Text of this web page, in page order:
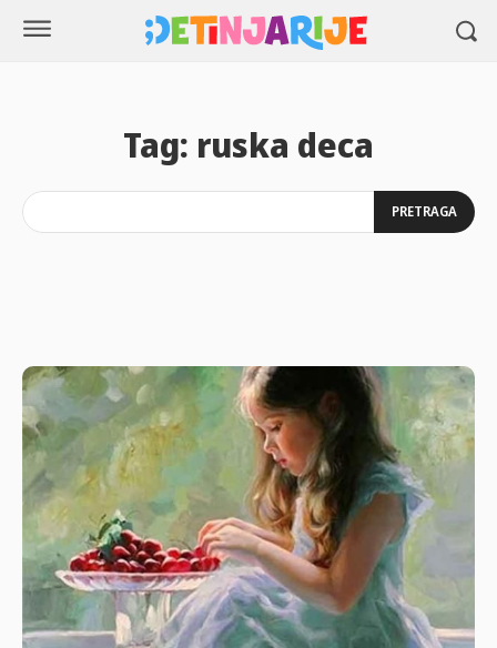
Tag: ruska deca
PRETRAGA